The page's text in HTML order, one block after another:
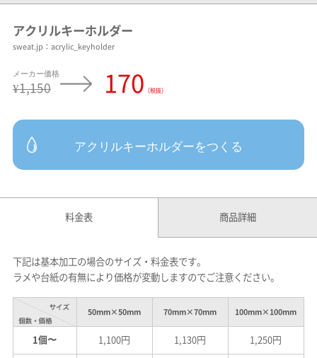
アクリルキーホルダー
sweat.jp：acrylic_keyholder
¥1,150 170 （税抜）
アクリルキーホルダーをつくる
料金表 商品詳細
下記は基本加工の場合のサイズ・料金表です。
ラメや台紙の有無により価格が変動しますのでご注意ください。
50mm×50mm 70mm×70mm 100mm×100mm
1個〜 1,100円 1,130円 1,250円